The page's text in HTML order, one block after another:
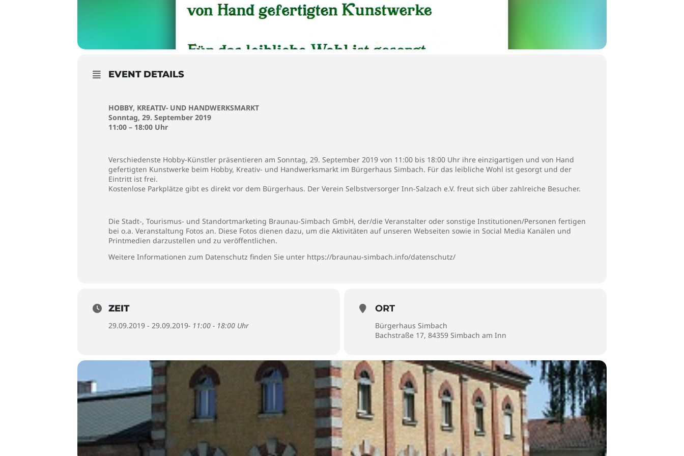
EVENT DETAILS
HOBBY, KREATIV- UND HANDWERKSMARKT
Sonntag, 29. September 2019
11:00 – 18:00 Uhr
Verschiedenste Hobby-Künstler präsentieren am Sonntag, 29. September 2019 von 11:00 bis 18:00 Uhr ihre einzigartigen und von Hand
gefertigten Kunstwerke beim Hobby, Kreativ- und Handwerksmarkt im Bürgerhaus Simbach. Für das leibliche Wohl ist gesorgt und der
Eintritt ist frei.
Kostenlose Parkplätze gibt es direkt vor dem Bürgerhaus. Der Verein Selbstversorger Inn-Salzach e.V. freut sich über zahlreiche Besucher.
Die Stadt-, Tourismus- und Standortmarketing Braunau-Simbach GmbH, der/die Veranstalter oder sonstige Institutionen/Personen fertigen
bei o.a. Veranstaltung Fotos an. Diese Fotos dienen dazu, um die Aktivitäten auf unseren Webseiten sowie in Social Media Kanälen und
Printmedien darzustellen und zu veröffentlichen.
Weitere Informationen zum Datenschutz finden Sie unter https://braunau-simbach.info/datenschutz/
ZEIT
29.09.2019 - 29.09.2019- 11:00 - 18:00 Uhr
ORT
Bürgerhaus Simbach
Bachstraße 17, 84359 Simbach am Inn